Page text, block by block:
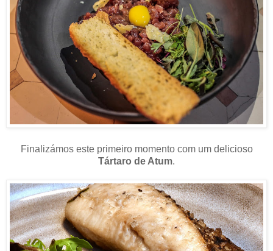
Finalizámos este primeiro momento com um delicioso
Tártaro de Atum.